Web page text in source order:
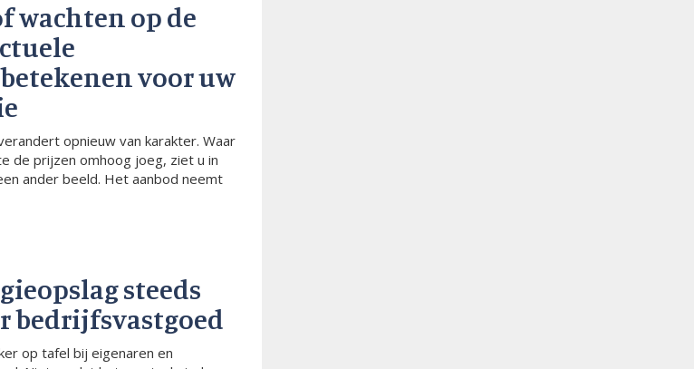
wachten op de
voor uw
opnieuw van karakter. Waar
de prijzen omhoog joeg, ziet u in
ander beeld. Het aanbod neemt
steeds
bedrijfsvastgoed
op tafel bij eigenaren en